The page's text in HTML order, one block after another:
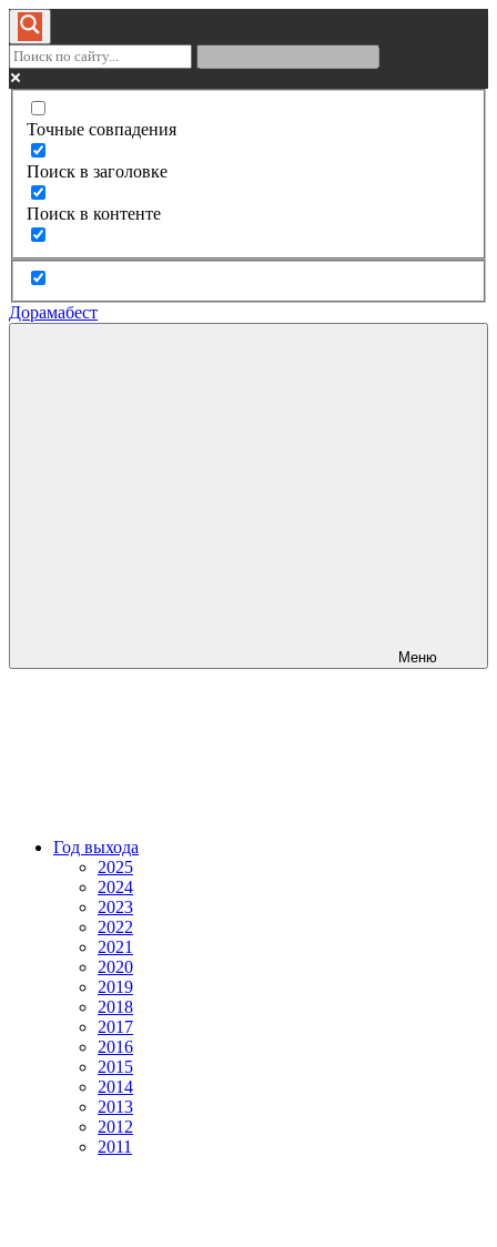
Точные совпадения
Поиск в заголовке
Поиск в контенте
Дорамабест
Меню
Год выхода
2025
2024
2023
2022
2021
2020
2019
2018
2017
2016
2015
2014
2013
2012
2011